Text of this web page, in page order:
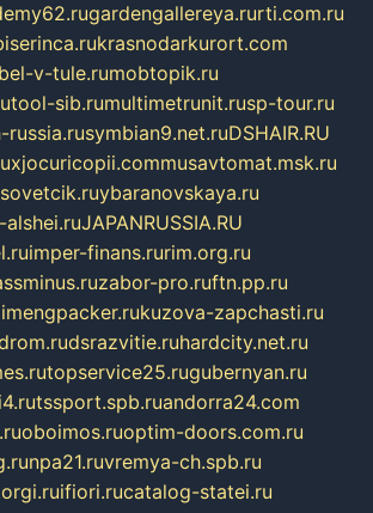
gardengallereya.rurti.com.ru
krasnodarkurort.com
v-tule.rumobtopik.ru
tool-sib.rumultimetrunit.rusp-tour.ru
russia.rusymbian9.net.ruDSHAIR.RU
xjocuricopii.commusavtomat.msk.ru
sovetcik.ruybaranovskaya.ru
JAPANRUSSIA.RU
imper-finans.rurim.org.ru
zabor-pro.ruftn.pp.ru
kuzova-zapchasti.ru
dsrazvitie.ruhardcity.net.ru
topservice25.rugubernyan.ru
tssport.spb.ruandorra24.com
oboimos.ruoptim-doors.com.ru
npa21.ruvremya-ch.spb.ru
ifiori.rucatalog-statei.ru